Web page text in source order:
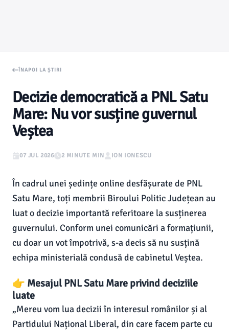
ÎNAPOI LA ȘTIRI
Decizie democratică a PNL Satu
Mare: Nu vor susține guvernul
Veștea
07 JUL 2026 2 MINUTE MIN ION IONESCU
În cadrul unei ședințe online desfășurate de PNL
Satu Mare, toți membrii Biroului Politic Județean au
luat o decizie importantă referitoare la susținerea
guvernului. Conform unei comunicări a formațiunii,
cu doar un vot împotrivă, s-a decis să nu susțină
echipa ministerială condusă de cabinetul Veștea.
👉 Mesajul PNL Satu Mare privind deciziile
luate
„Mereu vom lua decizii în interesul românilor și al
Partidului Național Liberal, din care facem parte cu